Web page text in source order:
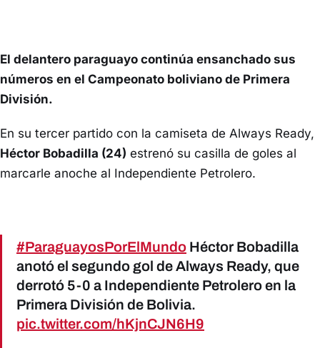
El delantero paraguayo continúa ensanchado sus
números en el Campeonato boliviano de Primera
División.
En su tercer partido con la camiseta de Always Ready,
Héctor Bobadilla (24) estrenó su casilla de goles al
marcarle anoche al Independiente Petrolero.
#ParaguayosPorElMundo Héctor Bobadilla
anotó el segundo gol de Always Ready, que
derrotó 5-0 a Independiente Petrolero en la
Primera División de Bolivia.
pic.twitter.com/hKjnCJN6H9